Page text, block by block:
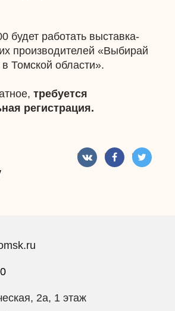
будет работать выставка-
производителей «Выбирай
Томской области».
требуется
регистрация.
2а, 1 этаж